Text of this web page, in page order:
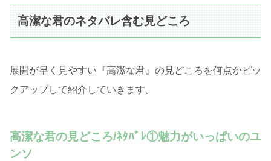
高潔な君のネタバレ含む見どころ
展開が早く見やすい『高潔な君』の見どころを何点かピッ
クアップして紹介していきます。
高潔な君の見どころ/ﾈﾀﾊﾞﾚ①魅力がいっぱいのユ
ンソ